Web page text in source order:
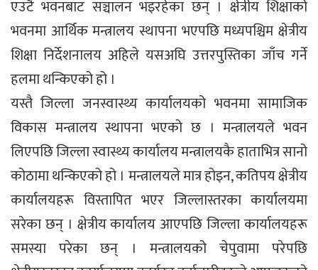
एउटै भवनबाट सञ्चालन भइरहेका छन् । क्षेत्रीय शिक्षाको
भवनमा आर्थिक मन्त्रालय स्थापना भएपछि मध्यपश्चिम क्षेत्रीय
शिक्षा निर्देशनालय अहिले यसअघि उत्तरपुस्तिका जाँच गर्ने
हलमा थन्किएको हो ।
यस्तै जिल्ला जनस्वास्थ्य कार्यालयको भवनमा सामाजिक
विकास मन्त्रालय स्थापना भएको छ । मन्त्रालयले भवन
लिएपछि जिल्ला स्वास्थ्य कार्यालय मन्त्रालयकै हाताभित्र सानो
कोठामा थन्किएको हो । मन्त्रालयले मात्र होइन, कतिपय क्षेत्रीय
कार्यालयहरू विस्तापित भएर जिल्लास्तरका कार्यालयमा
सरेका छन् । क्षेत्रीय कार्यालय आएपछि जिल्ला कार्यालयहरू
समस्या परेका छन् । मन्त्रालयको चेपुवामा परेपछि